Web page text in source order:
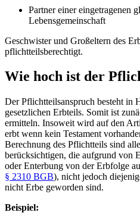
Partner einer eingetragenen
Lebensgemeinschaft
Geschwister und Großeltern des
pflichtteilsberechtigt.
Wie hoch ist der
Der Pflichtteilsanspruch besteht in
gesetzlichen Erbteils. Somit ist
ermitteln. Insoweit wird auf den
erbt wenn kein Testament
Berechnung des Pflichtteils sind
berücksichtigen, die aufgrund von
oder Enterbung von der Erbfolge
§ 2310 BGB), nicht jedoch
nicht Erbe geworden sind.
Beispiel: